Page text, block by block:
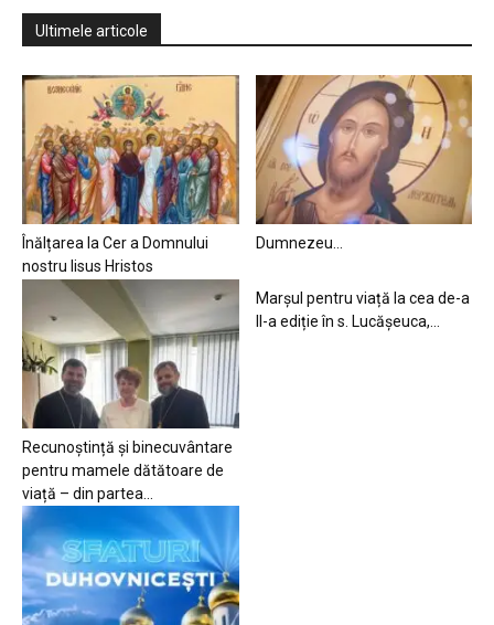
Ultimele articole
Înălțarea la Cer a Domnului
nostru Iisus Hristos
Dumnezeu…
Recunoștință și binecuvântare
pentru mamele dătătoare de
viață – din partea...
Marșul pentru viață la cea de-a
II-a ediție în s. Lucășeuca,...